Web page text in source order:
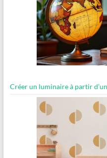
Créer un luminaire à partir